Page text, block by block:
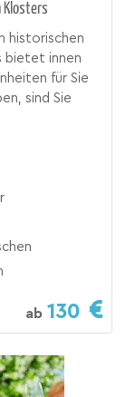
Klosters
historischen
bietet innen
für Sie
sind Sie
ab 130